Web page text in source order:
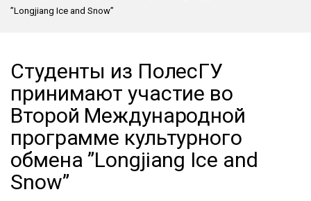
”Longjiang Ice and Snow”
Студенты из ПолесГУ
принимают участие во
Второй Международной
программе культурного
обмена ”Longjiang Ice and
Snow”